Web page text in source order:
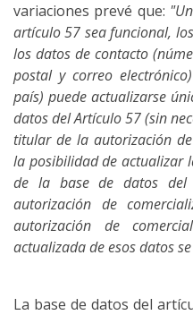
variaciones prevé que:
artículo 57 sea funcional,
los datos de contacto
postal y correo
país) puede actualizarse
datos del Artículo 57 (sin
titular de la autorización
la posibilidad de actualizar
de la base de datos
autorización de
autorización de
actualizada de esos datos
La base de datos del